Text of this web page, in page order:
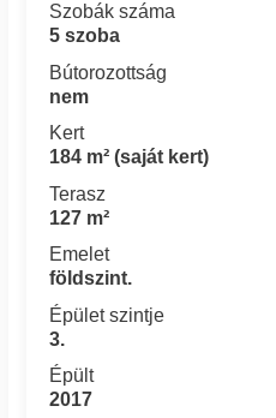
Szobák száma
5 szoba
Bútorozottság
nem
Kert
184 m² (saját kert)
Terasz
127 m²
Emelet
földszint.
Épület szintje
3.
Épült
2017